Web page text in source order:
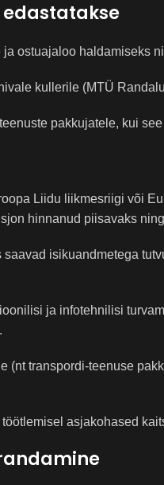
ostuajaloo haldamiseks
kullerile (MTÜ
pakkujatele, kui
Liidu liikmesriigi või
hinnanud piisavaks
isikuandmetega
ja infotehnilisi
(nt transpordi-teenuse
asjakohased